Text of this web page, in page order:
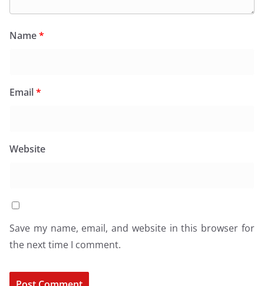
Name*
Email*
Website
Save my name, email, and website in this browser for
the next time I comment.